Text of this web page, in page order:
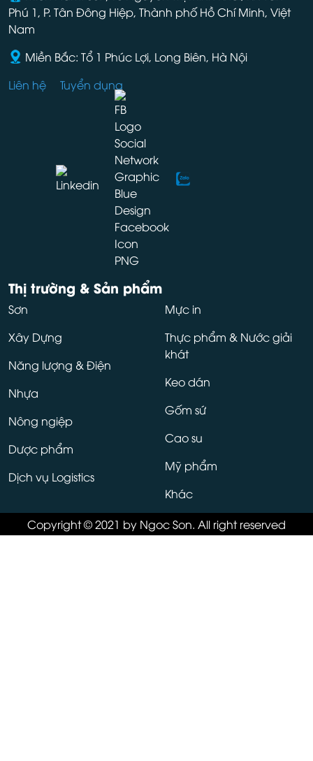
Phú 1, P. Tân Đông Hiệp, Thành phố Hồ Chí Minh, Việt
Nam
Miền Bắc: Tổ 1 Phúc Lợi, Long Biên, Hà Nội
Liên hệ
Tuyển dụng
Thị trường & Sản phẩm
Sơn
Xây Dựng
Năng lượng & Điện
Nhựa
Nông ngiệp
Dược phẩm
Dịch vụ Logistics
Mực in
Thực phẩm & Nước giải
khát
Keo dán
Gốm sứ
Cao su
Mỹ phẩm
Khác
Copyright © 2021 by Ngoc Son. All right reserved